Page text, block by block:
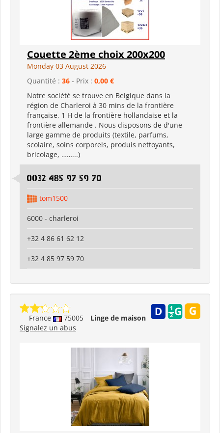
Couette 2ème choix 200x200
Monday 03 August 2026
Quantité : 36 - Prix : 0,00 €
Notre société se trouve en Belgique dans la
région de Charleroi à 30 mins de la frontière
française, 1 H de la frontière hollandaise et la
frontière allemande . Nous disposons de d'une
large gamme de produits (textile, parfums,
scolaire, soins corporels, produis nettoyants,
bricolage, ……...)
0032 485 97 59 70
tom1500
6000 - charleroi
+32 4 86 61 62 12
+32 4 85 97 59 70
France 75005
Linge de maison
Signalez un abus